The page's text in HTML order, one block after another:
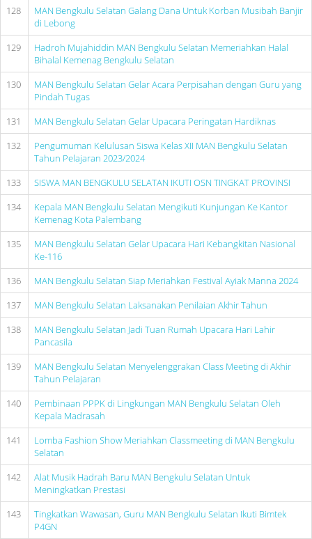
128
MAN Bengkulu Selatan Galang Dana Untuk Korban Musibah Banjir
di Lebong
129
Hadroh Mujahiddin MAN Bengkulu Selatan Memeriahkan Halal
Bihalal Kemenag Bengkulu Selatan
130
MAN Bengkulu Selatan Gelar Acara Perpisahan dengan Guru yang
Pindah Tugas
131
MAN Bengkulu Selatan Gelar Upacara Peringatan Hardiknas
132
Pengumuman Kelulusan Siswa Kelas XII MAN Bengkulu Selatan
Tahun Pelajaran 2023/2024
133
SISWA MAN BENGKULU SELATAN IKUTI OSN TINGKAT PROVINSI
134
Kepala MAN Bengkulu Selatan Mengikuti Kunjungan Ke Kantor
Kemenag Kota Palembang
135
MAN Bengkulu Selatan Gelar Upacara Hari Kebangkitan Nasional
Ke-116
136
MAN Bengkulu Selatan Siap Meriahkan Festival Ayiak Manna 2024
137
MAN Bengkulu Selatan Laksanakan Penilaian Akhir Tahun
138
MAN Bengkulu Selatan Jadi Tuan Rumah Upacara Hari Lahir
Pancasila
139
MAN Bengkulu Selatan Menyelenggrakan Class Meeting di Akhir
Tahun Pelajaran
140
Pembinaan PPPK di Lingkungan MAN Bengkulu Selatan Oleh
Kepala Madrasah
141
Lomba Fashion Show Meriahkan Classmeeting di MAN Bengkulu
Selatan
142
Alat Musik Hadrah Baru MAN Bengkulu Selatan Untuk
Meningkatkan Prestasi
143
Tingkatkan Wawasan, Guru MAN Bengkulu Selatan Ikuti Bimtek
P4GN